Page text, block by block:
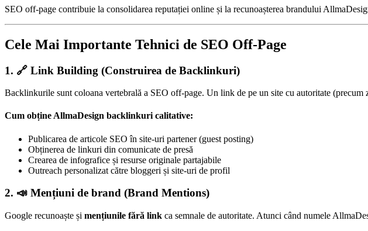
SEO off-page contribuie la consolidarea reputației online și la recunoașterea brandului
Cele Mai Importante Tehnici de SEO Off-Page
1. 🔗 Link Building (Construirea de Backlinkuri)
Backlinkurile sunt coloana vertebrală a SEO off-page. Un link de pe un site cu autoritate
Cum obține AllmaDesign backlinkuri calitative:
Publicarea de articole SEO în site-uri partener (guest posting)
Obținerea de linkuri din comunicate de presă
Crearea de infografice și resurse originale partajabile
Outreach personalizat către bloggeri și site-uri de profil
2. 📣 Mențiuni de brand (Brand Mentions)
Google recunoaște și mențiunile fără link ca semnale de autoritate. Atunci când numele